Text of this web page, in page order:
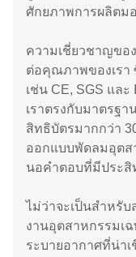
ศักยภาพการผลิตม
ความเชี่ยวชาญขอ
ต่อคุณภาพของเรา
เช่น CE, SGS แล
เราตรงกับมาตรฐ
สิทธิบัตรมากกว่า
ออกแบบพัดลมอุตส
นอคําตอบที่มีประ
ไม่ว่าจะเป็นสําหรั
งานอุตสาหกรรมเ
ระบายอากาศที่น่า